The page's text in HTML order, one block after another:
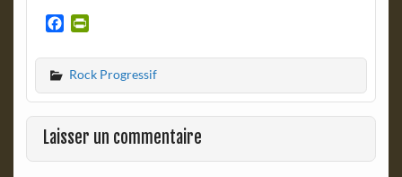
c
e
b
o
o
k
i
n
t
F
r
e
Rock Progressif
Laisser un commentaire